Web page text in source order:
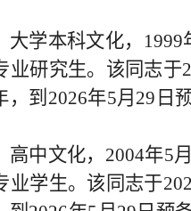
大学本科文化， 1999
业研究生。该同志于
，到 2026年5月 29 日
高中文化， 2004年5
业学生。该同志于